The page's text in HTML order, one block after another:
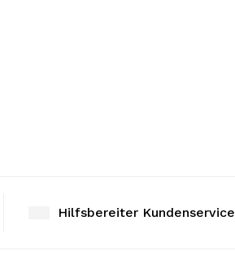
Hilfsbereiter Kundenservice